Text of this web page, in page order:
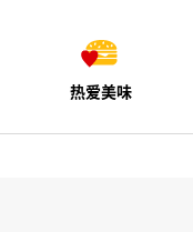
热爱美味